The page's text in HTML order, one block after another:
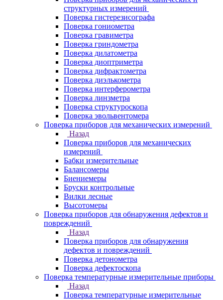
структурных измерений
Поверка гистерезисографа
Поверка гониометра
Поверка гравиметра
Поверка гриндометра
Поверка дилатометра
Поверка диоптриметра
Поверка дифрактометра
Поверка диэлькометра
Поверка интерферометра
Поверка линзметра
Поверка структуроскопа
Поверка эвольвентомера
Поверка приборов для механических измерений
Назад
Поверка приборов для механических
измерений
Бабки измерительные
Балансомеры
Биениемеры
Бруски контрольные
Вилки лесные
Высотомеры
Поверка приборов для обнаружения дефектов и
повреждений
Назад
Поверка приборов для обнаружения
дефектов и повреждений
Поверка детонометра
Поверка дефектоскопа
Поверка температурные измерительные приборы
Назад
Поверка температурные измерительные